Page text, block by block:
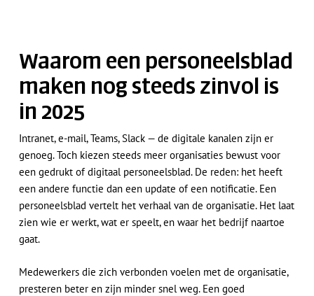
Waarom een personeelsblad
maken nog steeds zinvol is
in 2025
Intranet, e-mail, Teams, Slack — de digitale kanalen zijn er
genoeg. Toch kiezen steeds meer organisaties bewust voor
een gedrukt of digitaal personeelsblad. De reden: het heeft
een andere functie dan een update of een notificatie. Een
personeelsblad vertelt het verhaal van de organisatie. Het laat
zien wie er werkt, wat er speelt, en waar het bedrijf naartoe
gaat.
Medewerkers die zich verbonden voelen met de organisatie,
presteren beter en zijn minder snel weg. Een goed